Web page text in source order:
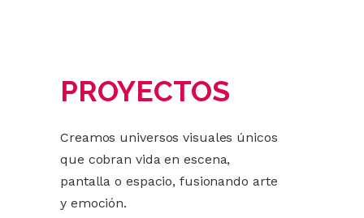
PROYECTOS
Creamos universos visuales únicos
que cobran vida en escena,
pantalla o espacio, fusionando arte
y emoción.